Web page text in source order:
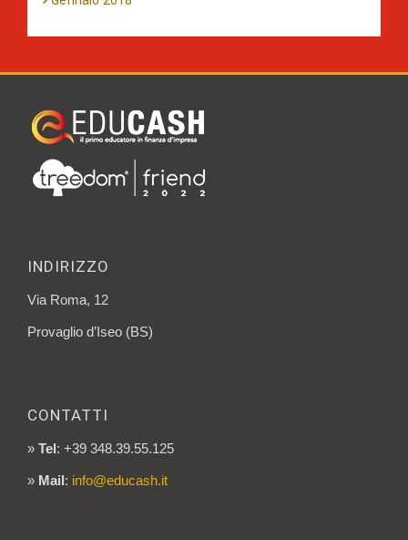
INDIRIZZO
Via Roma, 12
Provaglio d’Iseo (BS)
CONTATTI
» Tel: +39 348.39.55.125
» Mail: info@educash.it